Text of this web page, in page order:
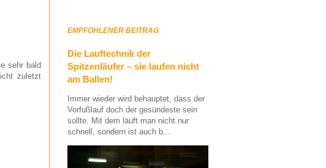
sehr bald
zuletzt
EMPFOHLENER BEITRAG
Die Lauftechnik der
Spitzenläufer – sie laufen nicht
am Ballen!
Immer wieder wird behauptet, dass der
Vorfußlauf doch der gesündeste sein
sollte. Mit dem läuft man nicht nur
schnell, sondern ist auch b...